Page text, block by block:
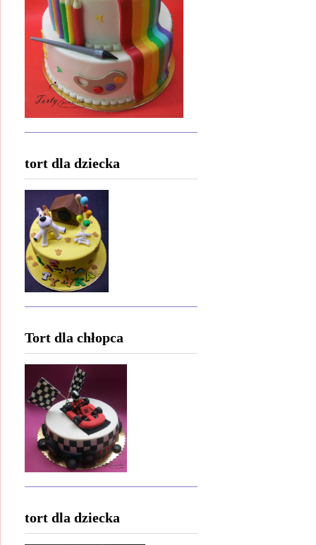
tort dla dziecka
Tort dla chłopca
tort dla dziecka